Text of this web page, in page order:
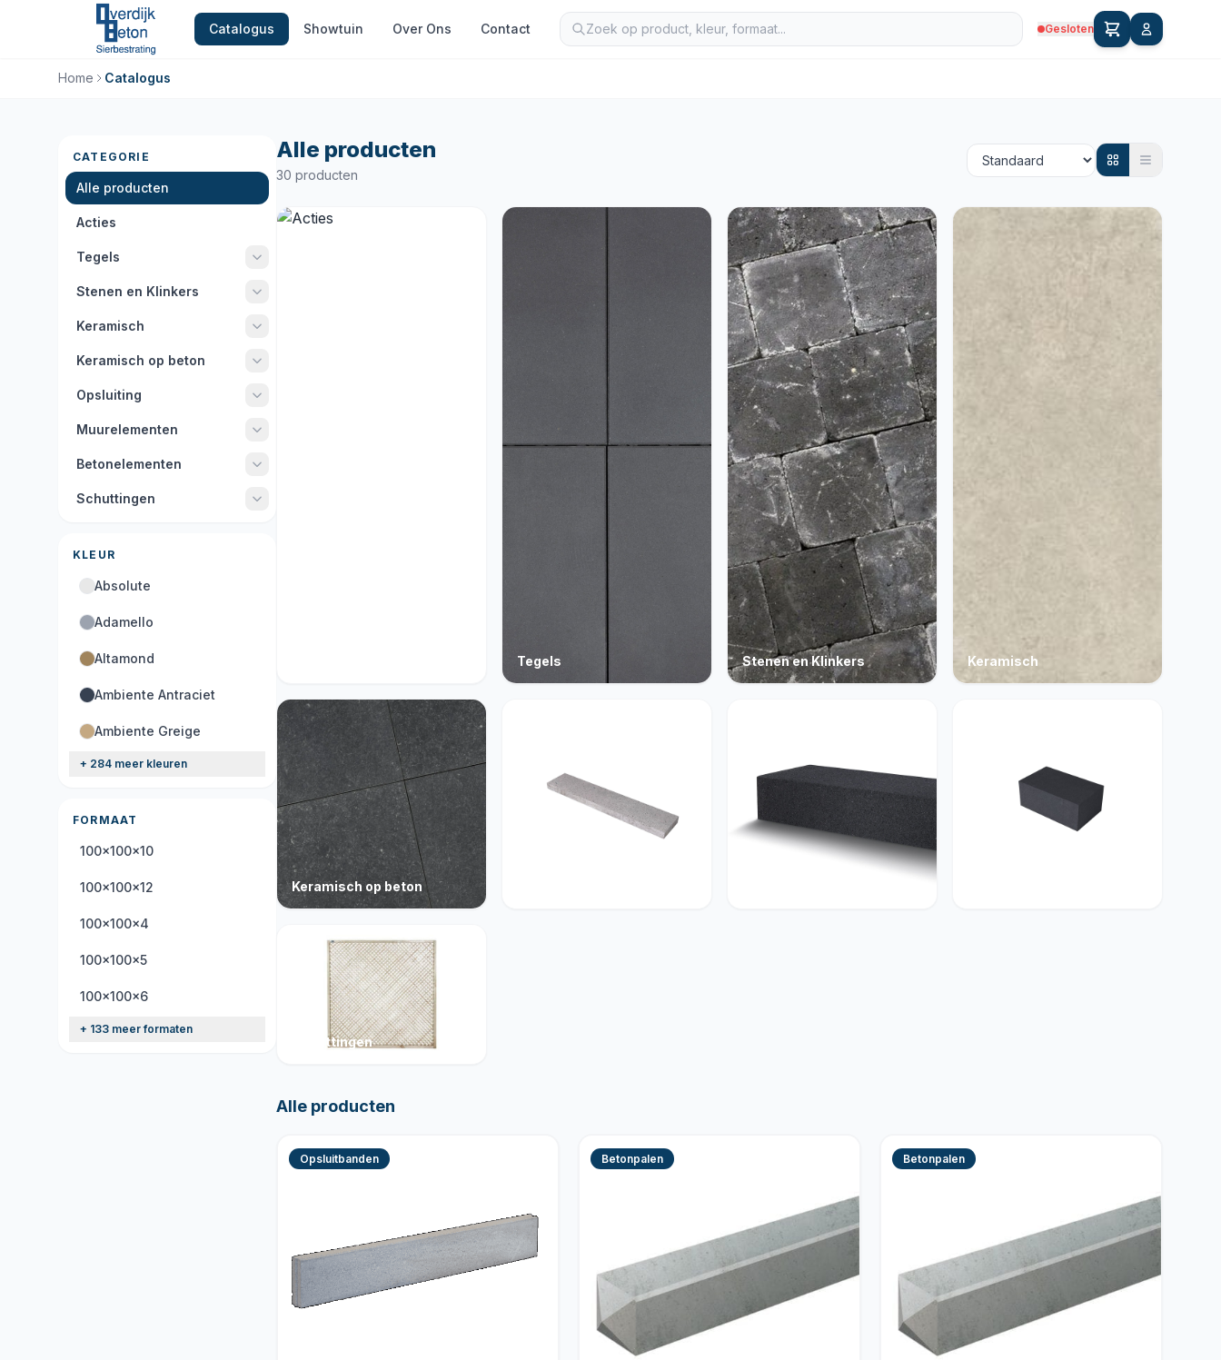
Catalogus Showtuin Over Ons Contact Gesloten
Home Catalogus
CATEGORIE
Alle producten
Acties
Tegels
Stenen en Klinkers
Keramisch
Keramisch op beton
Opsluiting
Muurelementen
Betonelementen
Schuttingen
KLEUR
Absolute
Adamello
Altamond
Ambiente Antraciet
Ambiente Greige
+ 284 meer kleuren
FORMAAT
100x100x10
100x100x12
100x100x4
100x100x5
100x100x6
+ 133 meer formaten
Alle producten
30 producten
Tegels Stenen en Klinkers Keramisch
Keramisch op beton
Schuttingen
Alle producten
Opsluitbanden Betonpalen Betonpalen